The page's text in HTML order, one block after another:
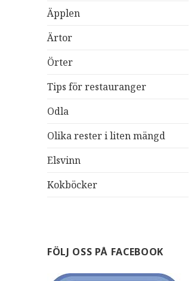
Äpplen
Ärtor
Örter
Tips för restauranger
Odla
Olika rester i liten mängd
Elsvinn
Kokböcker
FÖLJ OSS PÅ FACEBOOK